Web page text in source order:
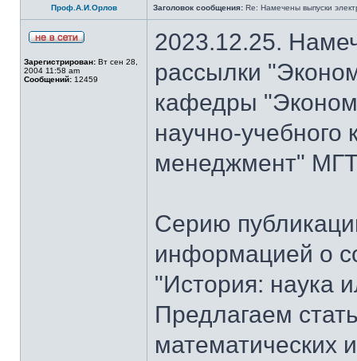
Проф.А.И.Орлов Заголовок сообщения: Re: Намечены выпуски
Зарегистрирован: Вт сен 28,
2004 11:58 am
Сообщений: 12459
2023.12.25.
рассылки
кафедры
научно-
менеджмент"
Серию
информацией о
"История: наука
Предлагаем
математических